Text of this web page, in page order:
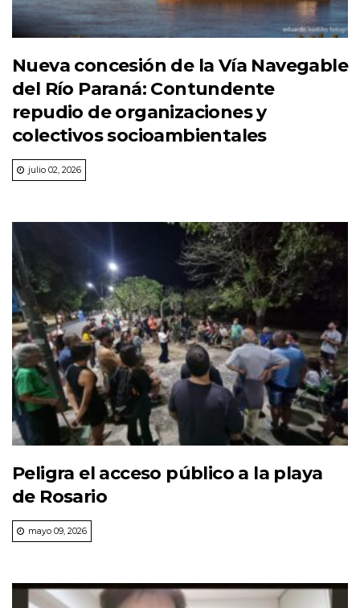
Nueva concesión de la Vía Navegable
del Río Paraná: Contundente
repudio de organizaciones y
colectivos socioambientales
julio 02, 2026
Peligra el acceso público a la playa
de Rosario
mayo 09, 2026